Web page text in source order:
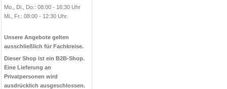
Mo., Di., Do.: 08:00 - 16:30 Uhr
Mi., Fr.: 08:00 - 12:30 Uhr.
Unsere Angebote gelten
ausschließlich für Fachkreise.
Dieser Shop ist ein B2B-Shop.
Eine Lieferung an
Privatpersonen wird
ausdrücklich ausgeschlossen.